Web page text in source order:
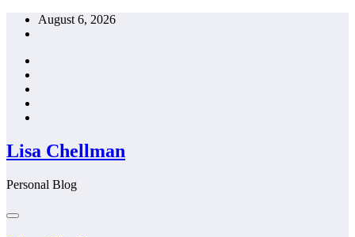
Skip
August 6, 2026
Lisa Chellman
Personal Blog